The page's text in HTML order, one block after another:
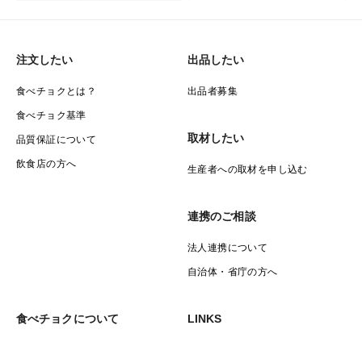
注文したい
食べチョクとは？
食べチョク基準
品質保証について
飲食店の方へ
出品したい
出品者募集
取材したい
生産者への取材を申し込む
連携のご相談
法人連携について
自治体・省庁の方へ
食べチョクについて LINKS